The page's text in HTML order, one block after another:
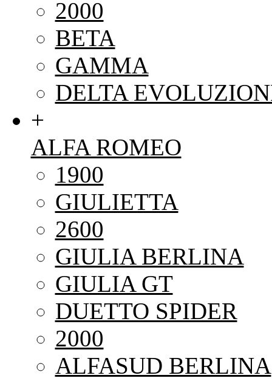
2000
BETA
GAMMA
DELTA
+
ALFA ROMEO
1900
GIULIETTA
2600
GIULIA BERLINA
GIULIA GT
DUETTO SPIDER
2000
ALFASUD BERLINA